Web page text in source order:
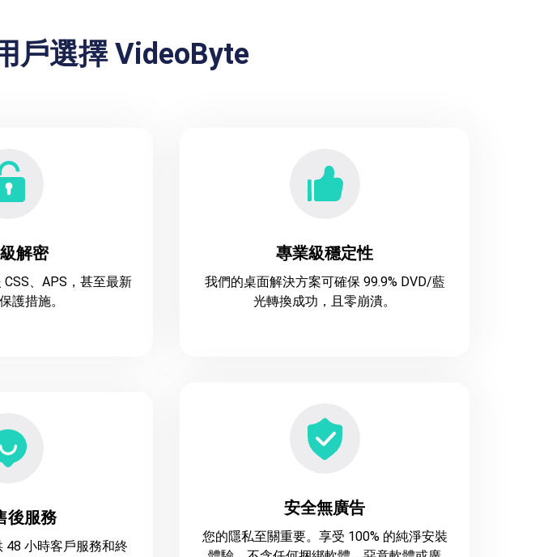
戶選擇 VideoByte
解密
、APS，甚至最新
護措施。
專業級穩定性
我們的桌面解決方案可確保 99.9% DVD/藍
光轉換成功，且零崩潰。
後服務
48 小時客戶服務和終
安全無廣告
您的隱私至關重要。享受 100% 的純淨安裝